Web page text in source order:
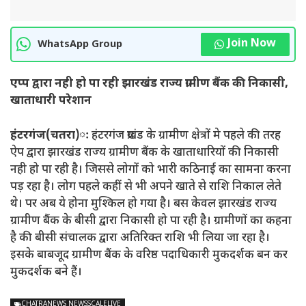
WhatsApp Group Join Now
एप्प द्वारा नही हो पा रही झारखंड राज्य ग्रामीण बैंक की निकासी,
खाताधारी परेशान
हंटरगंज(चतरा)ः हंटरगंज प्रखंड के ग्रामीण क्षेत्रों मे पहले की तरह
ऐप द्वारा झारखंड राज्य ग्रामीण बैंक के खाताधारियों की निकासी
नही हो पा रही है। जिससे लोगों को भारी कठिनाई का सामना करना
पड़ रहा है। लोग पहले कहीं से भी अपने खाते से राशि निकाल लेते
थे। पर अब ये होना मुश्किल हो गया है। बस केवल झारखंड राज्य
ग्रामीण बैंक के बीसी द्वारा निकासी हो पा रही है। ग्रामीणों का कहना
है की बीसी संचालक द्वारा अतिरिक्त राशि भी लिया जा रहा है।
इसके बाबजूद ग्रामीण बैंक के वरिष्ठ पदाधिकारी मुकदर्शक बन कर
मुकदर्शक बने हैं।